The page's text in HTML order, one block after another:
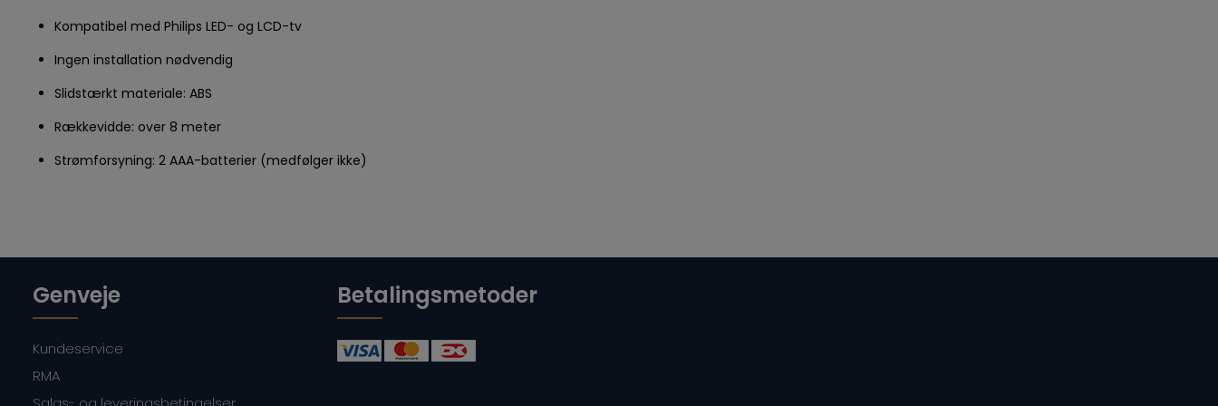
Kompatibel med Philips LED- og LCD-tv
Ingen installation nødvendig
Slidstærkt materiale: ABS
Rækkevidde: over 8 meter
Strømforsyning: 2 AAA-batterier (medfølger ikke)
Genveje
Kundeservice
RMA
Betalingsmetoder